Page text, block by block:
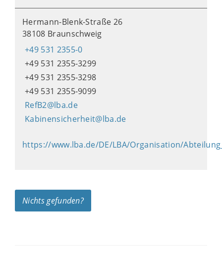
Hermann-Blenk-Straße 26
38108 Braunschweig
+49 531 2355-0
+49 531 2355-3299
+49 531 2355-3298
+49 531 2355-9099
RefB2@lba.de
Kabinensicherheit@lba.de
https://www.lba.de/DE/LBA/Organisation/
Nichts gefunden?